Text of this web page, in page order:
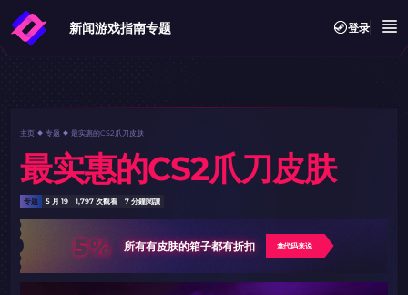
新闻游戏指南专题 登录
主页 专题 最实惠的CS2爪刀皮肤
最实惠的CS2爪刀皮肤
专题 5 月 19 1,797 次觀看 7 分鐘閱讀
5% 所有有皮肤的箱子都有折扣 拿代码来说